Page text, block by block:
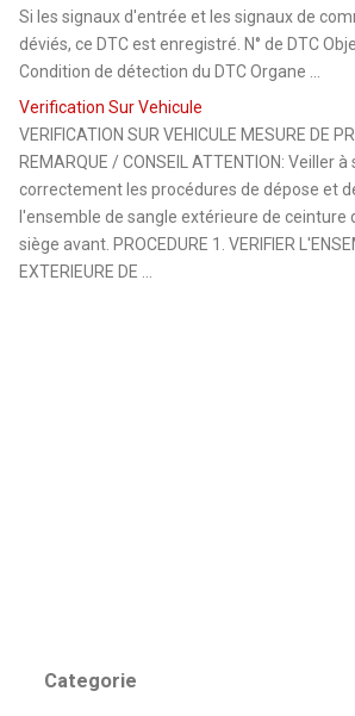
Si les signaux d'entrée et les signaux de
déviés, ce DTC est enregistré. N° de DTC
Condition de détection du DTC Organe ...
Verification Sur Vehicule
VERIFICATION SUR VEHICULE MESURE DE
REMARQUE / CONSEIL ATTENTION: Veiller à
correctement les procédures de dépose et
l'ensemble de sangle extérieure de ceinture
siège avant. PROCEDURE 1. VERIFIER
EXTERIEURE DE ...
Categorie